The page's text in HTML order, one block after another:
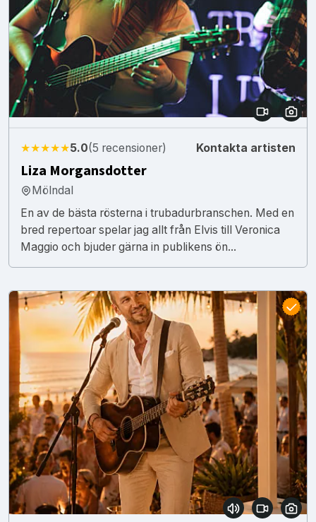
★★★★★5.0(5 recensioner) Kontakta artisten
Liza Morgansdotter
Mölndal
En av de bästa rösterna i trubadurbranschen. Med en
bred repertoar spelar jag allt från Elvis till Veronica
Maggio och bjuder gärna in publikens ön...